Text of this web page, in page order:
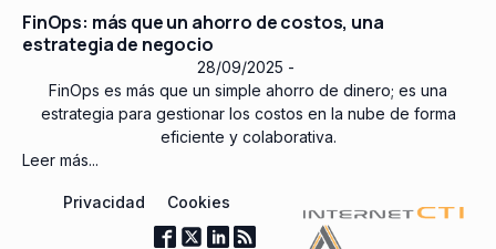
FinOps: más que un ahorro de costos, una
estrategia de negocio
28/09/2025 -
FinOps es más que un simple ahorro de dinero; es una
estrategia para gestionar los costos en la nube de forma
eficiente y colaborativa.
Leer más...
Privacidad Cookies